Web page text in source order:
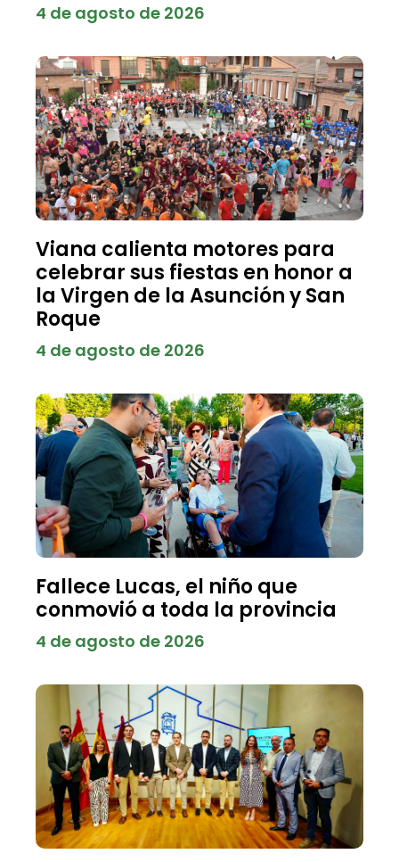
4 de agosto de 2026
Viana calienta motores para
celebrar sus fiestas en honor a
la Virgen de la Asunción y San
Roque
4 de agosto de 2026
Fallece Lucas, el niño que
conmovió a toda la provincia
4 de agosto de 2026